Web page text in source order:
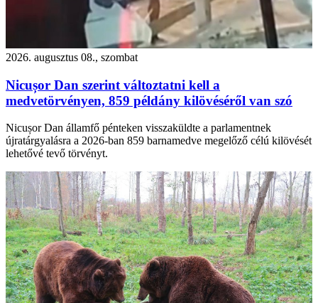
2026. augusztus 08., szombat
Nicușor Dan szerint változtatni kell a
medvetörvényen, 859 példány kilövéséről van szó
Nicușor Dan államfő pénteken visszaküldte a parlamentnek
újratárgyalásra a 2026-ban 859 barnamedve megelőző célú kilövését
lehetővé tevő törvényt.